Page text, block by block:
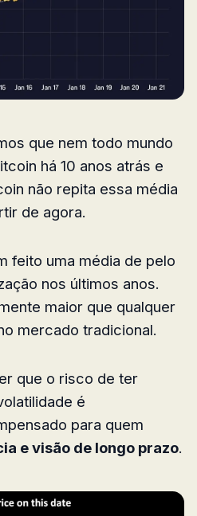
que nem todo mundo
há 10 anos atrás e
não repita essa média
de agora.
feito uma média de pelo
nos últimos anos.
maior que qualquer
mercado tradicional.
que o risco de ter
é
para quem
e visão de longo prazo.